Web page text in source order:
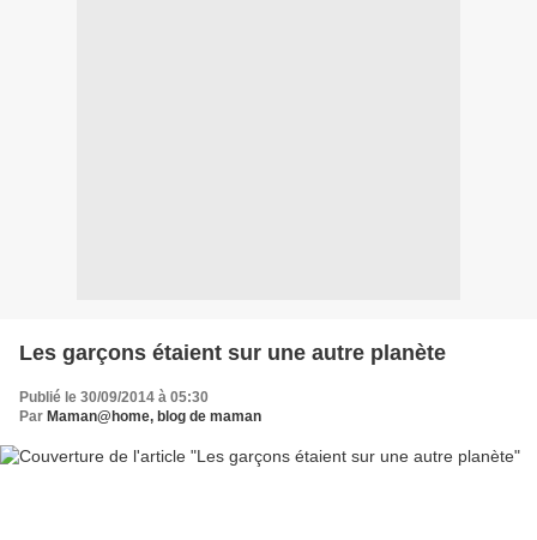
Les garçons étaient sur une autre planète
Publié le 30/09/2014 à 05:30
Par Maman@home, blog de maman